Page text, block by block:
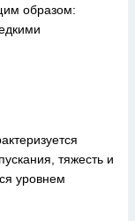
образом:
тяжесть и
уровнем